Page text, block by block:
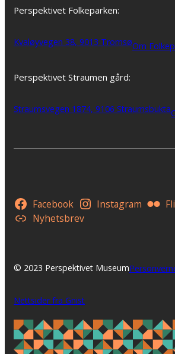
Perspektivet Folkeparken:
Kvaløyvegen 38, 9013 TromsøOm
Perspektivet Straumen gård:
Straumsvegen 1874, 9106 Straumsbukta
Facebook Instagram
Nyhetsbrev
© 2023 Perspektivet Museum
Nettsider fra Gnist